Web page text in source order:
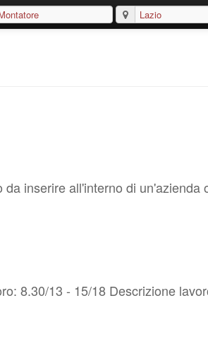
inserire all'interno di un'azienda
8.30/13 - 15/18 Descrizione